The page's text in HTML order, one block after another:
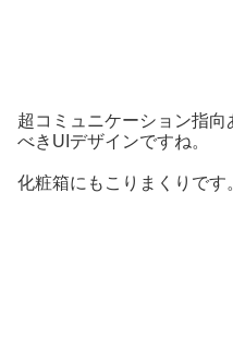
超コミュニケーション指向
べきUIデザインですね。
化粧箱にもこりまくりです